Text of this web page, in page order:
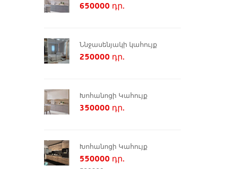
650000 դր.
Ննջասենյակի կահույք
250000 դր.
Խոհանոցի Կահույք
350000 դր.
Խոհանոցի Կահույք
550000 դր.